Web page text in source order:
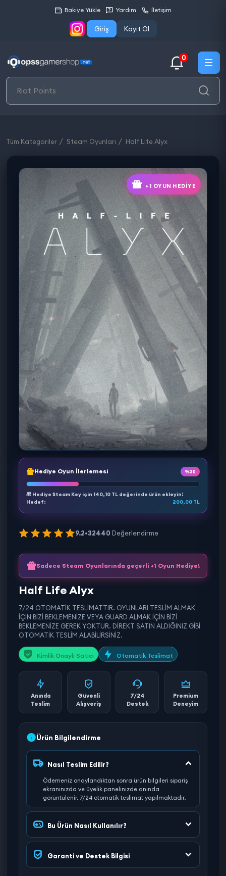
Bakiye Yükle Yardım İletişim
Giriş Kayıt Ol
0
Tüm Kategoriler Steam Oyunları Half Life Alyx
+1 OYUN HEDIYE
Hediye Oyun İlerlemesi %30
🎁 Hediye Steam Key için 140,10 TL değerinde ürün ekleyin!
Hedef:
200,00 TL
9.2•32440 Değerlendirme
Sadece Steam Oyunlarında geçerli +1 Oyun Hediye!
Half Life Alyx
7/24 OTOMATİK TESLİMATTIR. OYUNLARI TESLİM ALMAK
İÇİN BİZİ BEKLEMENİZE VEYA GUARD ALMAK İÇİN BİZİ
BEKLEMENİZE GEREK YOKTUR. DİREKT SATIN ALDIĞINIZ GİBİ
OTOMATİK TESLİM ALABİLİRSİNİZ.
Kimlik Onaylı Satıcı Otomatik Teslimat
Anında
Teslim
Güvenli
Alışveriş
7/24
Destek
Premium
Deneyim
Ürün Bilgilendirme
Nasıl Teslim Edilir?
Ödemeniz onaylandıktan sonra ürün bilgileri sipariş
ekranınızda ve üyelik panelinizde anında
görüntülenir. 7/24 otomatik teslimat yapılmaktadır.
Bu Ürün Nasıl Kullanılır?
Garanti ve Destek Bilgisi